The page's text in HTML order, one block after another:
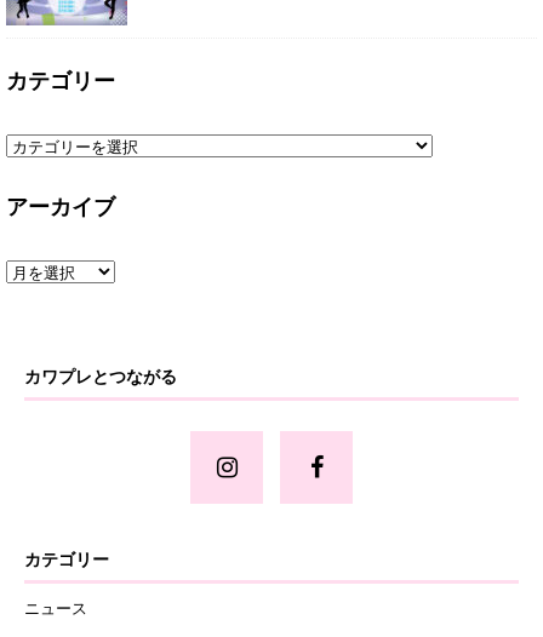
カテゴリー
アーカイブ
カワプレとつながる
カテゴリー
ニュース